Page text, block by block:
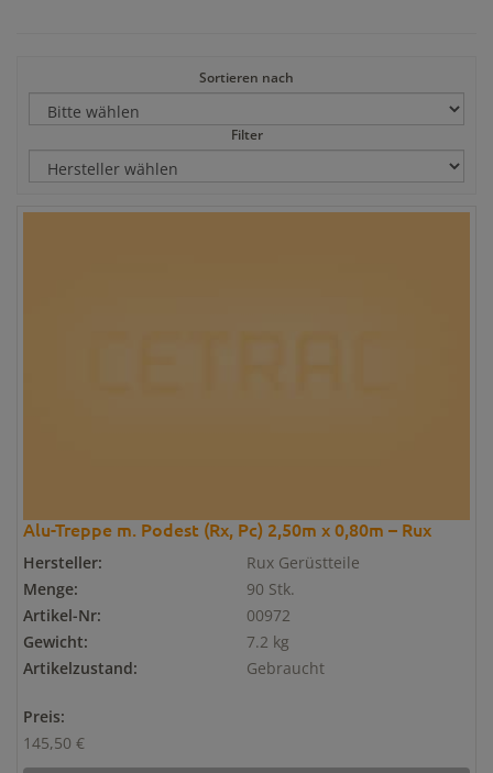
Sortieren nach
Filter
Alu-Treppe m. Podest (Rx, Pc) 2,50m x 0,80m – Rux
Hersteller:
Rux Gerüstteile
Menge:
90 Stk.
Artikel-Nr:
00972
Gewicht:
7.2 kg
Artikelzustand:
Gebraucht
Preis:
145,50 €